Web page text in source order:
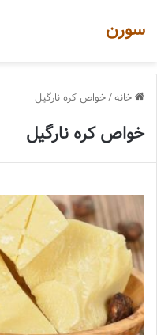
سورن
خانه/خواص کره نارگیل
خواص کره نارگیل